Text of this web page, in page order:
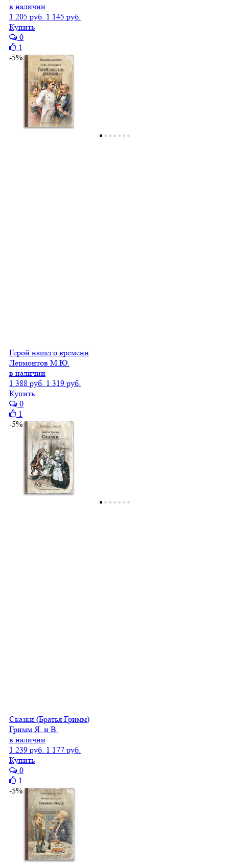
в наличии
1 205 руб. 1 145 руб.
Купить
0
1
-5%
Герой нашего времени
Лермонтов М.Ю.
в наличии
1 388 руб. 1 319 руб.
Купить
0
1
-5%
Сказки (Братья Гримм)
Гримм Я. и В.
в наличии
1 239 руб. 1 177 руб.
Купить
0
1
-5%